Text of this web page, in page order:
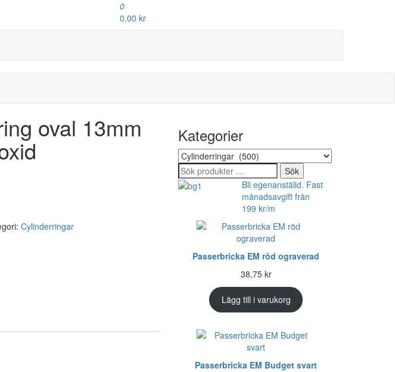
0
0,00 kr
oval 13mm
Cylinderringar
Kategorier
Sök
efter:
Sök
Bli egenanställd. Fast
månadsavgift från
199 kr/m
Passerbricka EM röd ograverad
38,75 kr
Lägg till i varukorg
Passerbricka EM Budget svart